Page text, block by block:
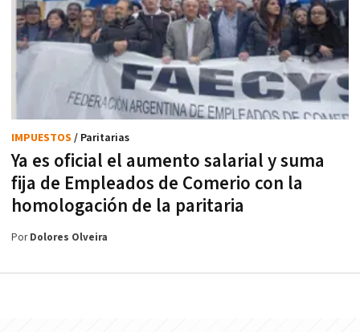
Ya es oficial el aumento salarial y suma
fija de Empleados de Comerio con la
homologación de la paritaria
IMPUESTOS / Paritarias
PorDolores Olveira